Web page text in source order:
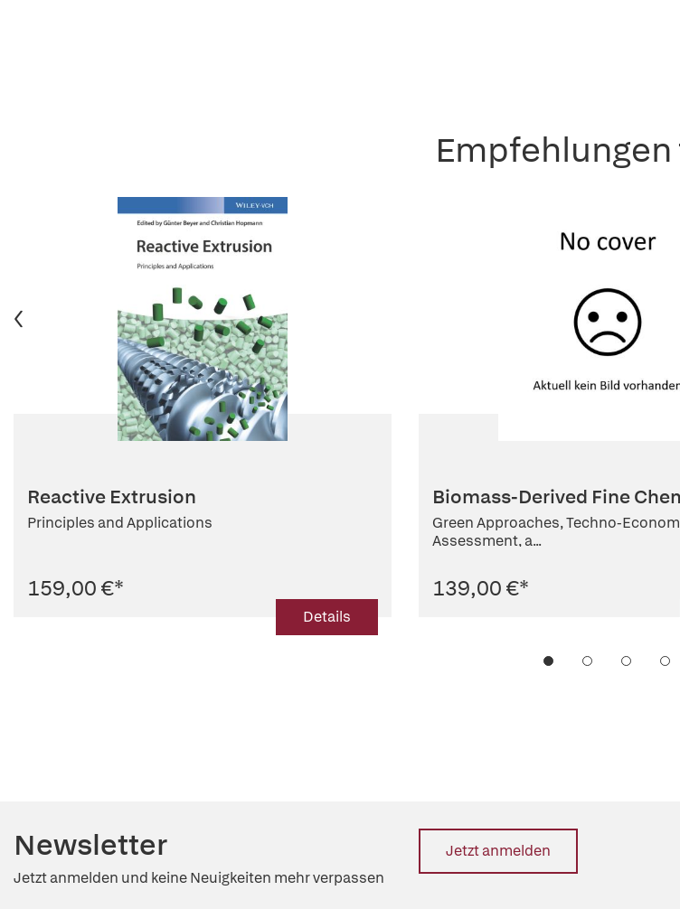
Empfehlungen
Reactive Extrusion
Principles and Applications
159,00 €*
Details
Biomass-Derived Fine
Green Approaches, Techno-
Assessment, a...
139,00 €*
Newsletter
Jetzt anmelden und keine Neuigkeiten mehr verpassen
Jetzt anmelden